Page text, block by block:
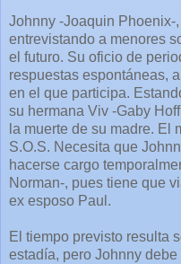
Johnny -Joaquin
entrevistando a menores
el futuro. Su oficio de
respuestas espontáneas,
en el que participa.
su hermana Viv -Gaby
la muerte de su madre. El
S.O.S. Necesita que
hacerse cargo
Norman-, pues tiene que
ex esposo Paul.
El tiempo previsto resulta
estadía, pero Johnny